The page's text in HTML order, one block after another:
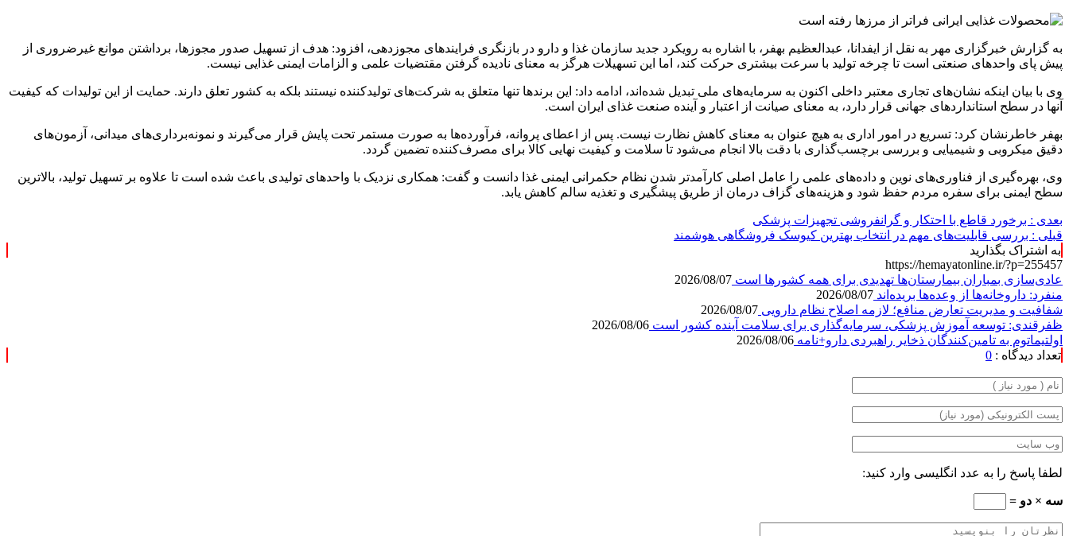
به گزارش خبرگزاری مهر به نقل از ایفدانا، عبدالعظیم بهفر، با اشاره به رویکرد جدید سازمان غذا و دارو در بازنگری فرایندهای مجوزدهی، افزود: هدف از تسهیل صدور مجوزها، برداشتن موانع غیرضروری از
پیش پای واحدهای صنعتی است تا چرخه تولید با سرعت بیشتری حرکت کند، اما این تسهیلات هرگز به معنای نادیده گرفتن مقتضیات علمی و الزامات ایمنی غذایی نیست.
وی با بیان اینکه نشان‌های تجاری معتبر داخلی اکنون به سرمایه‌های ملی تبدیل شده‌اند، ادامه داد: این برندها تنها متعلق به شرکت‌های تولیدکننده نیستند بلکه به کشور تعلق دارند. حمایت از این تولیدات که کیفیت
آنها در سطح استانداردهای جهانی قرار دارد، به معنای صیانت از اعتبار و آینده صنعت غذای ایران است.
بهفر خاطرنشان کرد: تسریع در امور اداری به هیچ عنوان به معنای کاهش نظارت نیست. پس از اعطای پروانه، فرآورده‌ها به صورت مستمر تحت پایش قرار می‌گیرند و نمونه‌برداری‌های میدانی، آزمون‌های
دقیق میکروبی و شیمیایی و بررسی برچسب‌گذاری با دقت بالا انجام می‌شود تا سلامت و کیفیت نهایی کالا برای مصرف‌کننده تضمین گردد.
وی، بهره‌گیری از فناوری‌های نوین و داده‌های علمی را عامل اصلی کارآمدتر شدن نظام حکمرانی ایمنی غذا دانست و گفت: همکاری نزدیک با واحدهای تولیدی باعث شده است تا علاوه بر تسهیل تولید، بالاترین
سطح ایمنی برای سفره مردم حفظ شود و هزینه‌های گزاف درمان از طریق پیشگیری و تغذیه سالم کاهش یابد.
بعدی : برخورد قاطع با احتکار و گرانفروشی تجهیزات پزشکی
قبلی : بررسی قابلیت‌های مهم در انتخاب بهترین کیوسک فروشگاهی هوشمند
به اشتراک بگذارید
https://hemayatonline.ir/?p=255457
عادی‌سازی بمباران بیمارستان‌ها تهدیدی برای همه کشورها است 2026/08/07
منفرد: داروخانه‌ها از وعده‌ها بریده‌اند 2026/08/07
شفافیت و مدیریت تعارض منافع؛ لازمه اصلاح نظام دارویی 2026/08/07
ظفرقندی: توسعه آموزش پزشکی، سرمایه‌گذاری برای سلامت آینده کشور است 2026/08/06
اولتیماتوم به تامین‌کنندگان ذخایر راهبردی دارو+نامه 2026/08/06
تعداد دیدگاه : 0
لطفا پاسخ را به عدد انگلیسی وارد کنید:
سه × دو =